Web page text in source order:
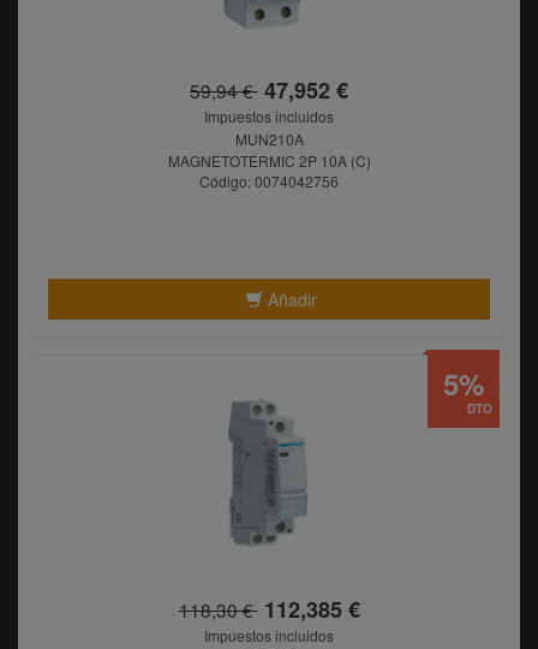
59,94 € 47,952 €
Impuestos incluidos
MUN210A
MAGNETOTERMIC 2P 10A (C)
Código: 0074042756
Añadir
118,30 €112,385 €
Impuestos incluidos
DTO
5%